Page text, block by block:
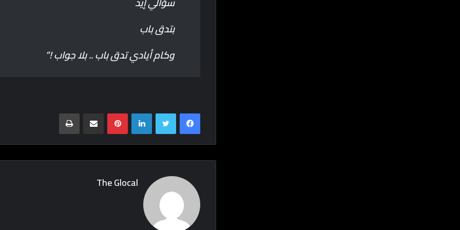
بتدق باب
وكام أيادي تدق باب .. بلا جواب !”
Facebook
Twitter
LinkedIn
Pinterest
Print
The Glocal